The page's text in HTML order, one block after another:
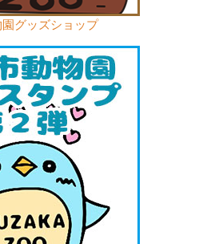
グッズショップ